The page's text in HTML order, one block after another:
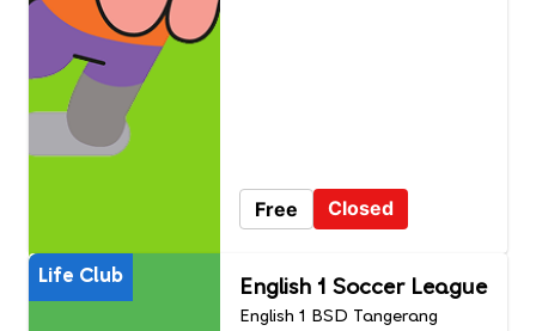
Free Closed
Life Club English 1 Soccer League
English 1 BSD Tangerang